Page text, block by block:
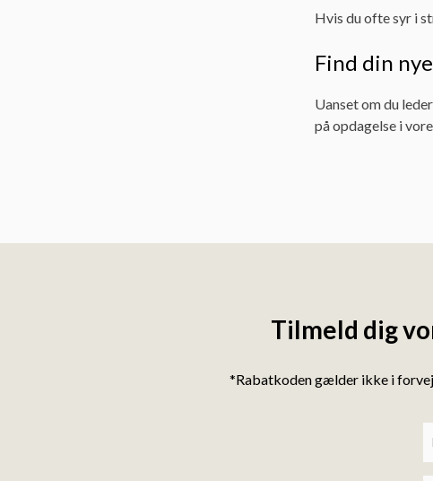
Hvis du ofte syr i
Find din
Uanset om du
på opdagelse i
Tilmeld dig
*Rabatkoden gælder ikke i